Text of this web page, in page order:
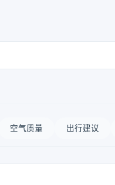
空气质量 出行建议